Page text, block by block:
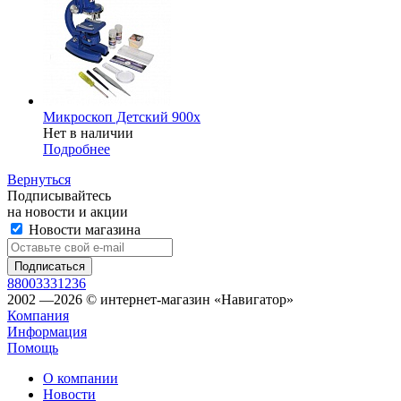
Микроскоп Детский 900x
Нет в наличии
Подробнее
Вернуться
Подписывайтесь
на новости и акции
Новости магазина
88003331236
2002 —2026 © интернет-магазин «Навигатор»
Компания
Информация
Помощь
О компании
Новости